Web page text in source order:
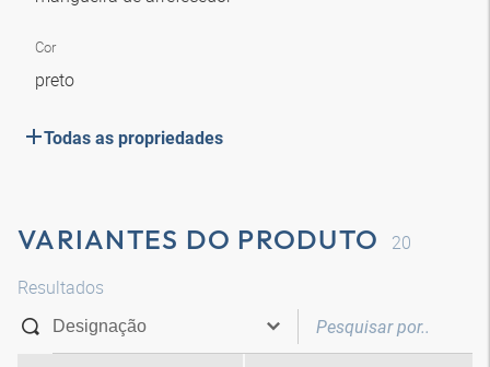
Cor
preto
Todas as propriedades
VARIANTES DO PRODUTO
20
Resultados